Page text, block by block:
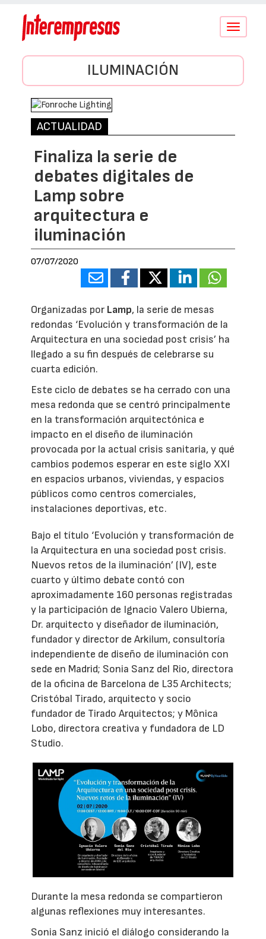
Conmutar
ILUMINACIÓN
ACTUALIDAD
Finaliza la serie de
debates digitales de
Lamp sobre
arquitectura e
iluminación
07/07/2020
Organizadas por Lamp, la serie de mesas
redondas ‘Evolución y transformación de la
Arquitectura en una sociedad post crisis’ ha
llegado a su fin después de celebrarse su
cuarta edición.
Este ciclo de debates se ha cerrado con una
mesa redonda que se centró principalmente
en la transformación arquitectónica e
impacto en el diseño de iluminación
provocada por la actual crisis sanitaria, y qué
cambios podemos esperar en este siglo XXI
en espacios urbanos, viviendas, y espacios
públicos como centros comerciales,
instalaciones deportivas, etc.
Bajo el título ‘Evolución y transformación de
la Arquitectura en una sociedad post crisis.
Nuevos retos de la iluminación’ (IV), este
cuarto y último debate contó con
aproximadamente 160 personas registradas
y la participación de Ignacio Valero Ubierna,
Dr. arquitecto y diseñador de iluminación,
fundador y director de Arkilum, consultoría
independiente de diseño de iluminación con
sede en Madrid; Sonia Sanz del Rio, directora
de la oficina de Barcelona de L35 Architects;
Cristóbal Tirado, arquitecto y socio
fundador de Tirado Arquitectos; y Mônica
Lobo, directora creativa y fundadora de LD
Studio.
Durante la mesa redonda se compartieron
algunas reflexiones muy interesantes.
Sonia Sanz inició el diálogo considerando la